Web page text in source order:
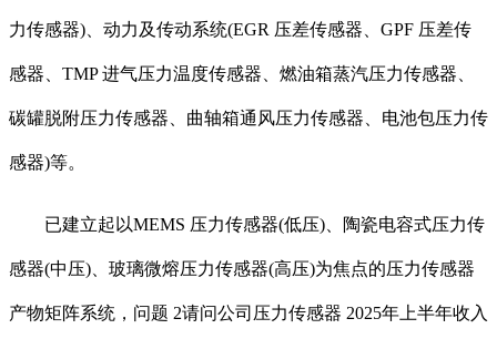
力传感器)、动力及传动系统(EGR 压差传感器、GPF 压差传
感器、TMP 进气压力温度传感器、燃油箱蒸汽压力传感器、
碳罐脱附压力传感器、曲轴箱通风压力传感器、电池包压力传
感器)等。
已建立起以MEMS 压力传感器(低压)、陶瓷电容式压力传
感器(中压)、玻璃微熔压力传感器(高压)为焦点的压力传感器
产物矩阵系统，问题 2请问公司压力传感器 2025年上半年收入